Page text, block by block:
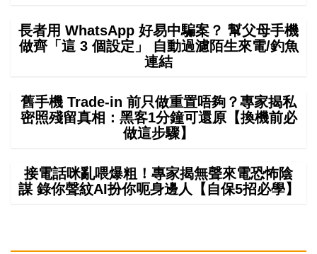
長者用 WhatsApp 好易中騙案？ 幫父母手機
做齊「這 3 個設定」 自動過濾陌生來電/釣魚
連結
舊手機 Trade-in 前只做重置唔夠？專家揭私
密照殘留真相：黑客1分鐘可還原【換機前必
做這步驟】
接電話咪亂喂爆粗！專家揭無聲來電恐怖陰
謀 錄你聲紋AI扮你呃身邊人【自保5招必學】